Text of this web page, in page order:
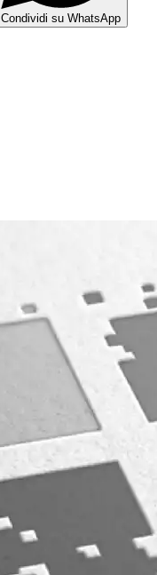
Condividi su WhatsApp